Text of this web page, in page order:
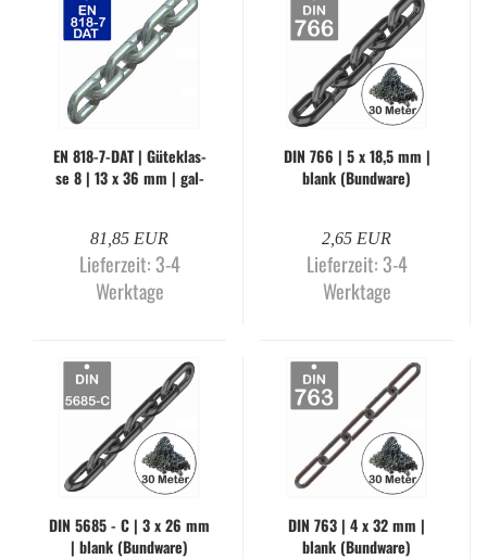
EN 818-​7-DAT | Gü­te­klas­
se 8 | 13 x 36 mm | gal­
81,85 EUR
Lieferzeit:3-4
Werktage
DIN 766 | 5 x 18,5 mm |
blank (Bund­wa­re)
2,65 EUR
Lieferzeit:3-4
Werktage
DIN 5685 - C | 3 x 26 mm
| blank (Bund­wa­re)
DIN 763 | 4 x 32 mm |
blank (Bund­wa­re)